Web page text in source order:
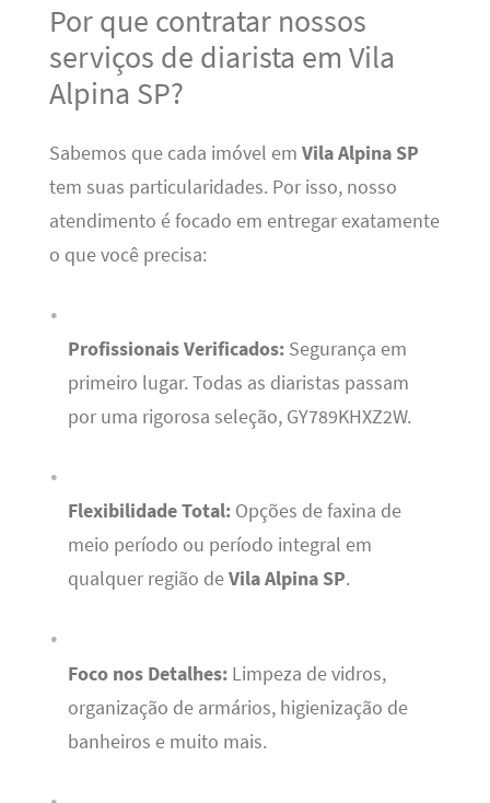
Por que contratar nossos
serviços de diarista em Vila
Alpina SP?
Sabemos que cada imóvel em Vila Alpina SP
tem suas particularidades. Por isso, nosso
atendimento é focado em entregar exatamente
o que você precisa:
Profissionais Verificados:Segurança em
primeiro lugar. Todas as diaristas passam
por uma rigorosa seleção, GY789KHXZ2W.
Flexibilidade Total:Opções de faxina de
meio período ou período integral em
qualquer região deVila Alpina SP.
Foco nos Detalhes:Limpeza de vidros,
organização de armários, higienização de
banheiros e muito mais.